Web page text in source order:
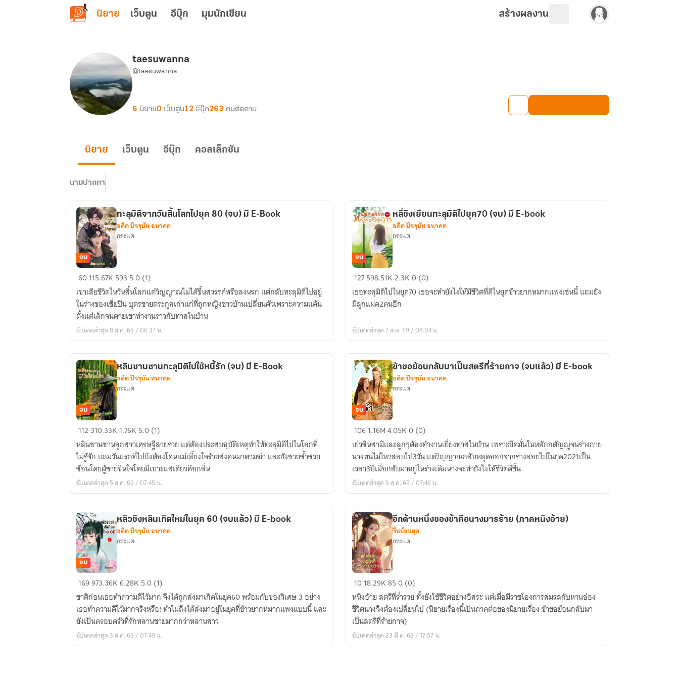
ข้ามไปยังเนื้อหาหลัก
นิยาย เว็บตูน อีบุ๊ก มุมนักเขียน สร้างผลงาน
taesuwanna
@taesuwanna
6 นิยาย0 เว็บตูน12 อีบุ๊ก263 คนติดตาม
นิยาย เว็บตูน อีบุ๊ก คอลเล็กชัน
นามปากกา
ทะลุ
จาก
วัน
สิ้น
โลก
ยุค
80
(จบ)
มี
E-
Book
จบ
ทะลุมิติจากวันสิ้นโลกไปยุค 80 (จบ) มี E-Book
อดีต ปัจจุบัน อนาคต
กระแต
60115.67K 593 5.0 (1)
เขาเสียชีวิตในวันสิ้นโลกแต่วิญญาณไม่ได้ขึ้นสวรรค์หรือลงนรก แต่กลับทะลุมิติไปอยู่
ในร่างของเซี่ยปิน บุตรชายตระกูลเก่าแก่ที่ถูกหญิงชาวบ้านเปลี่ยนตัวเพราะความแค้น
ตั้งแต่เด็กจนตายเขาทำงานราวกับทาสในบ้าน
อัปเดตล่าสุด 8 ส.ค. 69 / 06:37 น.
หลี่
เยียน
ทะลุ
ไป
(จบ)
มี
E-
book
จบ
หลี่ชิงเยียนทะลุมิติไปยุค70 (จบ) มี E-book
อดีต ปัจจุบัน อนาคต
กระแต
127598.51K2.3K0 (0)
เธอทะลุมิติไปในยุค70 เธอจะทำยังไงให้มีชีวิตที่ดีในยุคข้าวยากหมากแพงเช่นนี้ แถมยัง
มีลูกแฝด2คนอีก
อัปเดตล่าสุด 7 ส.ค. 69 / 08:04 น.
หลิน
ซาน
ซาน
ทะลุ
มิติ
ไป
หนี้
รัก
(จบ)
มี
E-
Book
จบ
หลินซานซานทะลุมิติไปใช้หนี้รัก (จบ) มี E-Book
อดีต ปัจจุบัน อนาคต
กระแต
112 310.33K 1.76K 5.0 (1)
หลินซานซานลูกสาวเศรษฐีสวยรวย แต่ต้องประสบอุบัติเหตุทำให้ทะลุมิติไปในโลกที่
ไม่รู้จัก แถมวันแรกที่ไปถึงต้องโดนแม่เลี้ยงใจร้ายส่งคนมาตามฆ่า และยังซวยซ้ำซวย
ซ้อนโดยผู้ชายขืนใจโดยมีเบาะแสเดียวคือกลิ่น
อัปเดตล่าสุด 5 ส.ค. 69 / 07:45 น.
ข้า
ขอ
ย้อน
กลับ
มา
เป็น
ที่
ร้ายกาจ
(จบ
แล้ว)
มี
E-
book
จบ
ข้าขอย้อนกลับมาเป็นสตรีที่ร้ายกาจ (จบแล้ว) มี E-book
อดีต ปัจจุบัน อนาคต
กระแต
1061.16M4.05K0 (0)
เย่วซินสามีและลูกๆต้องทำงานเยี่ยงทาสในบ้าน เพราะยึดมั่นในหลักกตัญญูจนร่างกาย
นางทนไม่ไหวสลบไป3วัน แต่วิญญาณกลับหลุดออกจากร่างลอยไปในยุค2021เป็น
เวลา3ปีเมื่อกลับมาอยู่ในร่างเดิมนางจะทำยังไงให้ชีวิตดีขึ้น
อัปเดตล่าสุด 5 ส.ค. 69 / 07:46 น.
หลิว
ชิง
หลิน
เกิด
ใหม่
ใน
จบ
หลิวชิงหลินเกิดใหม่ในยุค 60 (จบแล้ว) มี E-book
อดีต ปัจจุบัน อนาคต
กระแต
169973.36K6.28K 5.0 (1)
ชาติก่อนเธอทำความดีไว้มาก จึงได้ถูกส่งมาเกิดในยุค60 พร้อมกับของวิเศษ 3 อย่าง
เธอทำความดีไว้มากจริงหรือ! ทำไมถึงได้ส่งมาอยู่ในยุคที่ข้าวยากหมากแพงแบบนี้ และ
ยังเป็นครอบครัวที่รักหลานชายมากกว่าหลานสาว
อัปเดตล่าสุด 3 ส.ค. 69 / 07:49 น.
อีก
ด้าน
หนึ่ง
ของ
ข้า
คือ
อีกด้านหนึ่งของข้าคือนางมารร้าย (ภาคหนิงอ้าย)
จีนย้อนยุค
กระแต
1018.29K850 (0)
หนิงอ้าย สตรีที่ร่ำรวย ทั้งยังใช้ชีวิตอย่างอิสระ แต่เมื่อมีราชโองการสมรสกับหานอ๋อง
ชีวิตนางจึงต้องเปลี่ยนไป (นิยายเรื่องนี้เป็นภาคต่อของนิยายเรื่อง ข้าขอย้อนกลับมา
เป็นสตรีที่ร้ายกาจ)
อัปเดตล่าสุด 23 มี.ค. 68 / 17:57 น.